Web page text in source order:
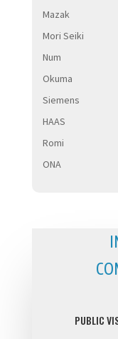
Mazak
Mori Seiki
Num
Okuma
Siemens
HAAS
Romi
ONA
PUBLIC